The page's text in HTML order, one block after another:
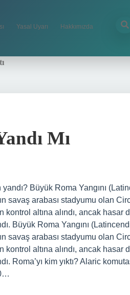
Yasal Uyarı Hakkımızda
Mı
Büyük Roma Yangını
savaş arabası stadyumu olan
kontrol altına alındı, ancak
Büyük Roma Yangını
savaş arabası stadyumu olan
kontrol altına alındı, ancak
Roma’yı kim yıktı? Alaric